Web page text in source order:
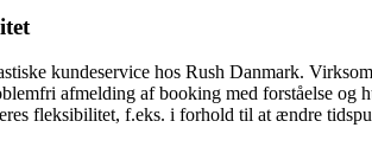
kundeservice hos Rush Danmark.
afmelding af booking med forståelse
fleksibilitet, f.eks. i forhold til at ændre